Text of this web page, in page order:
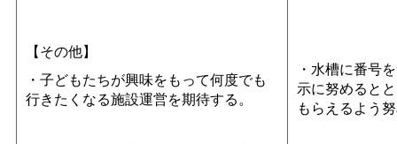
【その他】
・子どもたちが興味をもって何度でも
行きたくなる施設運営を期待する。
・水槽に番号
示に努めると
もらえるよう